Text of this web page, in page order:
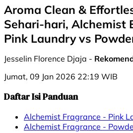
Aroma Clean &
Sehari-hari, Alchemist
Pink Laundry vs
Jesselin Florence Djaja -
Jumat, 09 Jan 2026 22:19 WIB
Daftar Isi Panduan
Alchemist Fragrance - Pink
Alchemist Fragrance -